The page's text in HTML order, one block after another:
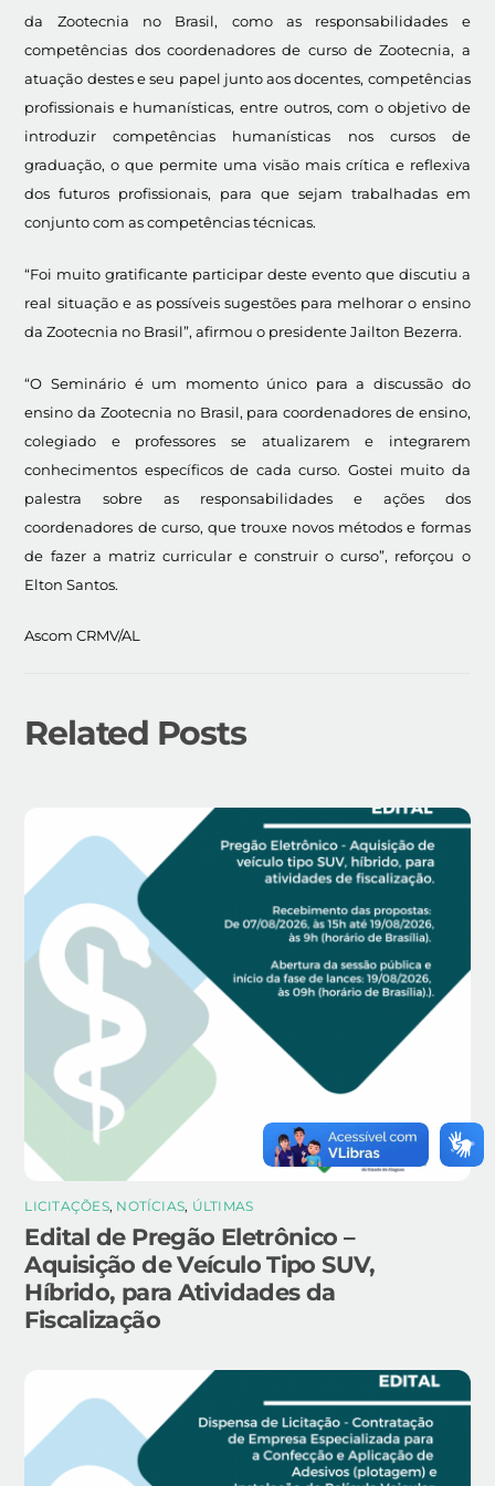
da Zootecnia no Brasil, como as responsabilidades e
competências dos coordenadores de curso de Zootecnia, a
atuação destes e seu papel junto aos docentes, competências
profissionais e humanísticas, entre outros, com o objetivo de
introduzir competências humanísticas nos cursos de
graduação, o que permite uma visão mais crítica e reflexiva
dos futuros profissionais, para que sejam trabalhadas em
conjunto com as competências técnicas.
“Foi muito gratificante participar deste evento que discutiu a
real situação e as possíveis sugestões para melhorar o ensino
da Zootecnia no Brasil”, afirmou o presidente Jailton Bezerra.
“O Seminário é um momento único para a discussão do
ensino da Zootecnia no Brasil, para coordenadores de ensino,
colegiado e professores se atualizarem e integrarem
conhecimentos específicos de cada curso. Gostei muito da
palestra sobre as responsabilidades e ações dos
coordenadores de curso, que trouxe novos métodos e formas
de fazer a matriz curricular e construir o curso”, reforçou o
Elton Santos.
Ascom CRMV/AL
Related Posts
LICITAÇÕES, NOTÍCIAS, ÚLTIMAS
Edital de Pregão Eletrônico –
Aquisição de Veículo Tipo SUV,
Híbrido, para Atividades da
Fiscalização